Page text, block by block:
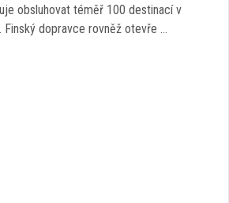
obsluhovat téměř 100 destinací v
Finský dopravce rovněž otevře …